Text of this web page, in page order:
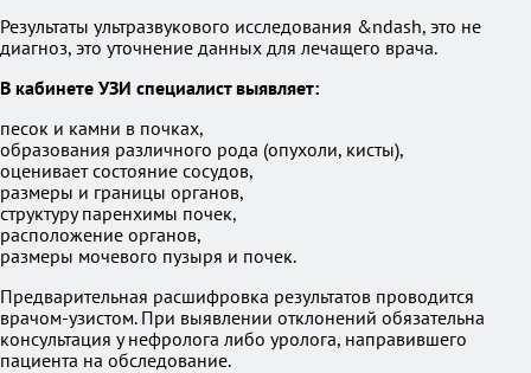
Результаты ультразвукового исследования &ndash, это не
диагноз, это уточнение данных для лечащего врача.
В кабинете УЗИ специалист выявляет:
песок и камни в почках,
образования различного рода (опухоли, кисты),
оценивает состояние сосудов,
размеры и границы органов,
структуру паренхимы почек,
расположение органов,
размеры мочевого пузыря и почек.
Предварительная расшифровка результатов проводится
врачом-узистом. При выявлении отклонений обязательна
консультация у нефролога либо уролога, направившего
пациента на обследование.